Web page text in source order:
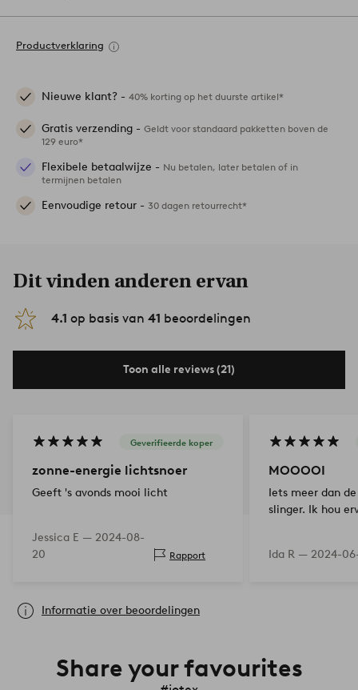
Productverklaring
Nieuwe klant? - 40% korting op het duurste artikel*
Gratis verzending - Geldt voor standaard pakketten boven de
129 euro*
Flexibele betaalwijze - Nu betalen, later betalen of in
termijnen betalen
Eenvoudige retour - 30 dagen retourrecht*
Dit vinden anderen ervan
4.1 op basis van 41 beoordelingen
Toon alle reviews (21)
Geverifieerde koper
zonne-energie lichtsnoer
Geeft 's avonds mooi licht
Jessica E — 2024-08-
20
Rapport
MOOOOI
Iets meer dan
slinger. Ik hou
Ida R — 2024-
Informatie over beoordelingen
Share your favourites